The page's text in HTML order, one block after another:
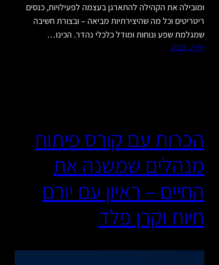
ומובילה את הקהילה להתארגן בעצמה לפעילויות, כנסים
ריטריטים וכל מה שהיצירתיות מביאה – ובצורת חשיבה
שמגלמת שפע ונוחות ומודל כלכלי נהדר. הכינו…
יולי 2, 2023
הכרות עם קורס פיתוח
מנהלים שמשנה את
החיים – ראיון עם יורם
חיות וקרן פלד